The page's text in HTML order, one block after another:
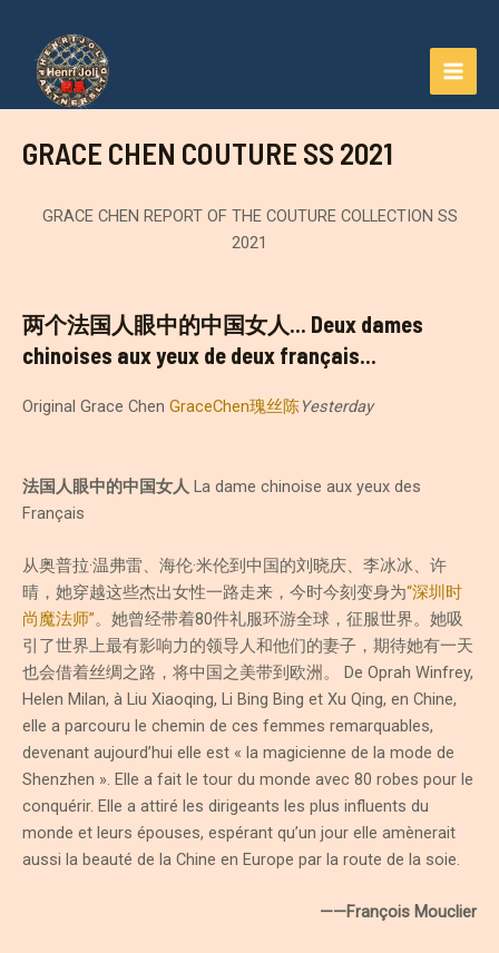
contenu
GRACE CHEN COUTURE SS 2021
GRACE CHEN REPORT OF THE COUTURE COLLECTION SS
2021
两个法国人眼中的中国女人… Deux dames
chinoises aux yeux de deux français…
Original Grace Chen GraceChen瑰丝陈Yesterday
法国人眼中的中国女人 La dame chinoise aux yeux des
Français
从奥普拉·温弗雷、海伦·米伦到中国的刘晓庆、李冰冰、许
晴，她穿越这些杰出女性一路走来，今时今刻变身为“深圳时
尚魔法师”。她曾经带着80件礼服环游全球，征服世界。她吸
引了世界上最有影响力的领导人和他们的妻子，期待她有一天
也会借着丝绸之路，将中国之美带到欧洲。 De Oprah Winfrey,
Helen Milan, à Liu Xiaoqing, Li Bing Bing et Xu Qing, en Chine,
elle a parcouru le chemin de ces femmes remarquables,
devenant aujourd’hui elle est « la magicienne de la mode de
Shenzhen ». Elle a fait le tour du monde avec 80 robes pour le
conquérir. Elle a attiré les dirigeants les plus influents du
monde et leurs épouses, espérant qu’un jour elle amènerait
aussi la beauté de la Chine en Europe par la route de la soie.
——François Mouclier